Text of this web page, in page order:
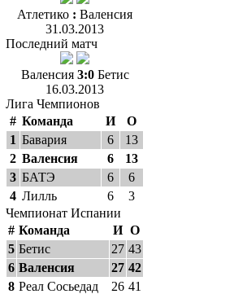
Атлетико : Валенсия
31.03.2013
Последний матч
Валенсия3:0 Бетис
16.03.2013
Лига Чемпионов
# Команда И
О
1 Бавария 6
13
2 Валенсия 6
13
3 БАТЭ 6
6
4 Лилль 6
3
Чемпионат Испании
# Команда И О
5 Бетис 27 43
6 Валенсия 27 42
8 Реал Сосьедад 26 41